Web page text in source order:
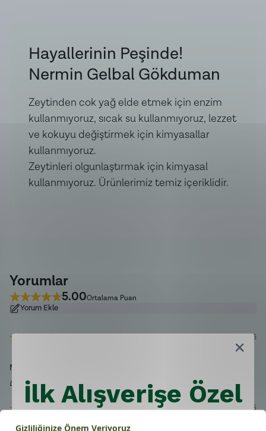
Hayallerinin Peşinde!
Nermin Gelbal Gökduman
Zeytinden cok yağ elde etmek için enzim
kullanmıyoruz, sıcak su kullanmıyoruz, lezzet
ve kokuyu değiştirmek için kimyasallar
kullanmıyoruz.
Zeytinleri olgunlaştırmak için kimyasal
kullanmıyoruz. Ürünlerimiz temiz içeriklidir.
Yorumlar
5.00Ortalama Puan
Yorum Ekle
MEHMET
Doğrulanmış Alışveriş
14/04/2026
27/12/2025
İlk Alışverişe Özel
Fırsat!